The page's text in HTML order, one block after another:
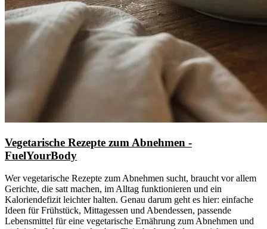
Vegetarische Rezepte zum Abnehmen -
FuelYourBody
Wer vegetarische Rezepte zum Abnehmen sucht, braucht vor allem
Gerichte, die satt machen, im Alltag funktionieren und ein
Kaloriendefizit leichter halten. Genau darum geht es hier: einfache
Ideen für Frühstück, Mittagessen und Abendessen, passende
Lebensmittel für eine vegetarische Ernährung zum Abnehmen und